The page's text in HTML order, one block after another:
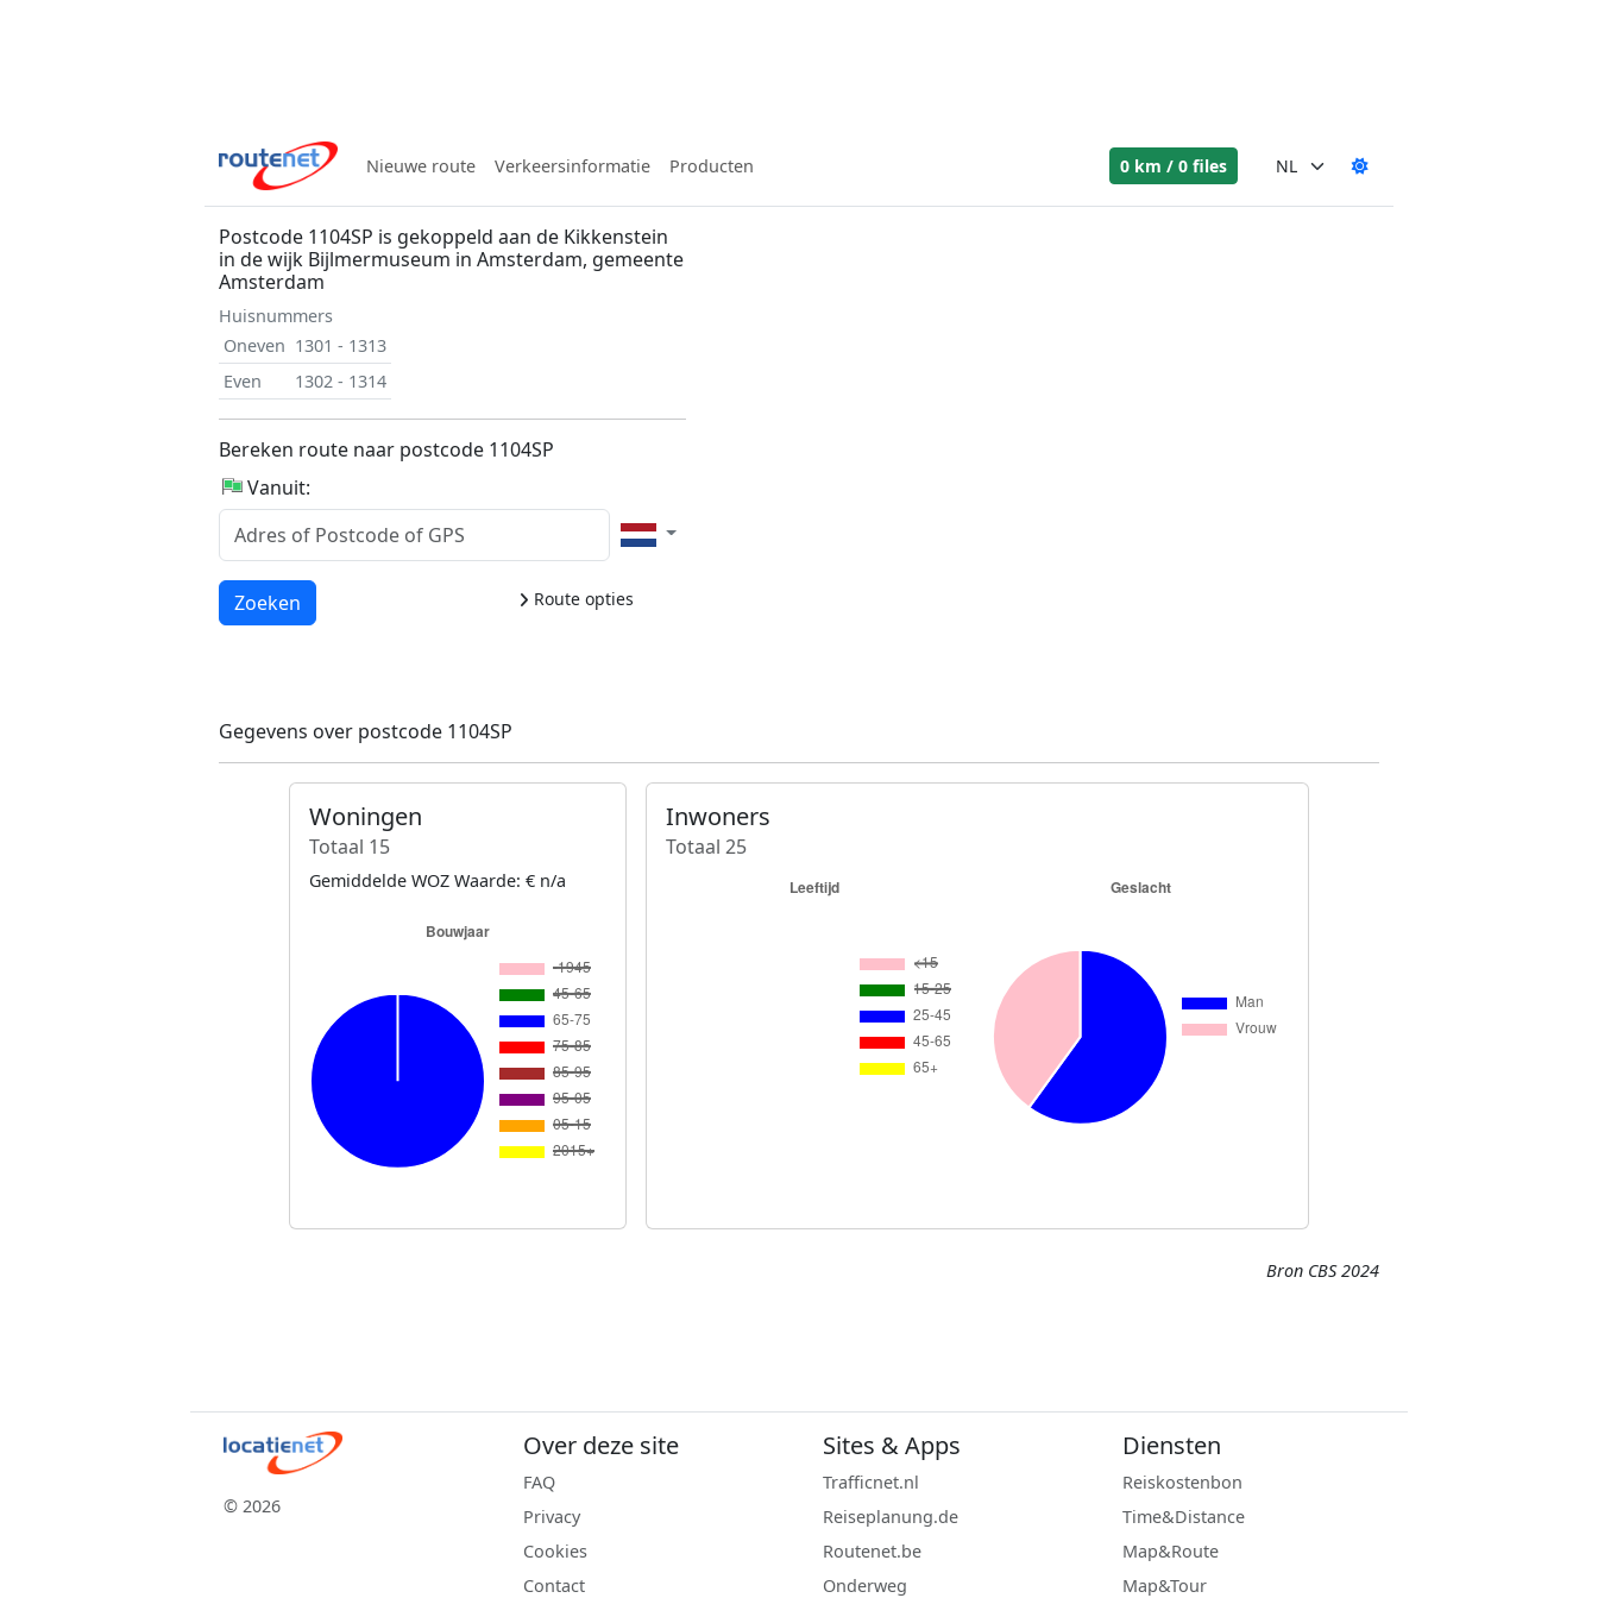
Nieuwe route Verkeersinformatie Producten 0 km / 0 files
Postcode 1104SP is gekoppeld aan de Kikkenstein
in de wijk Bijlmermuseum in Amsterdam, gemeente
Amsterdam
Huisnummers
Oneven 1301 - 1313
Even
1302 - 1314
Bereken route naar postcode 1104SP
Vanuit:
Route opties
Laden...
Zoeken
Gegevens over postcode 1104SP
Woningen
Totaal 15
Gemiddelde WOZ Waarde: € n/a
Inwoners
Totaal 25
Bron CBS 2024
© 2026
Over deze site
FAQ
Privacy
Cookies
Contact
Sites & Apps
Trafficnet.nl
Reiseplanung.de
Routenet.be
Onderweg
Diensten
Reiskostenbon
Time&Distance
Map&Route
Map&Tour